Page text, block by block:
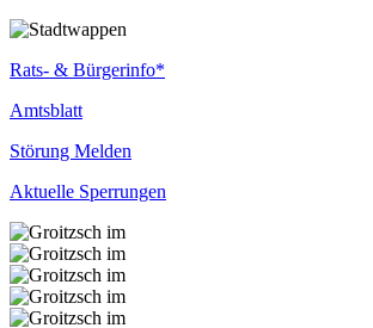
Rats- & Bürgerinfo*
Amtsblatt
Störung Melden
Aktuelle Sperrungen